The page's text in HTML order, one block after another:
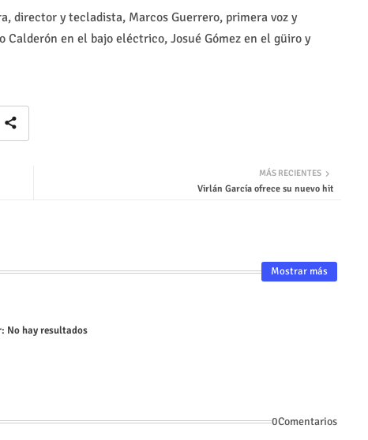
director y tecladista, Marcos Guerrero, primera voz y
en el bajo eléctrico, Josué Gómez en el güiro y
MÁS RECIENTES
Virlán García ofrece su nuevo hit
Mostrar más
No hay resultados
0Comentarios